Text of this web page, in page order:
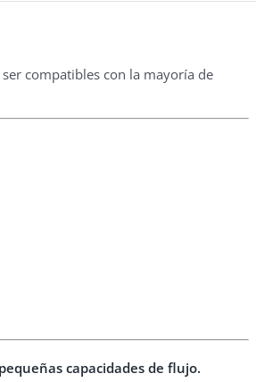
compatibles con la mayoría de
capacidades de flujo.